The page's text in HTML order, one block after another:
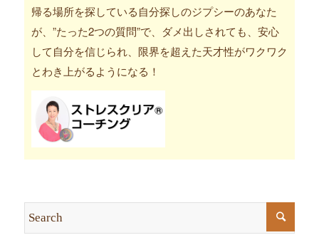
帰る場所を探している自分探しのジプシーのあなた
が、”たった2つの質問”で、ダメ出しされても、安心
して自分を信じられ、限界を超えた天才性がワクワク
とわき上がるようになる！